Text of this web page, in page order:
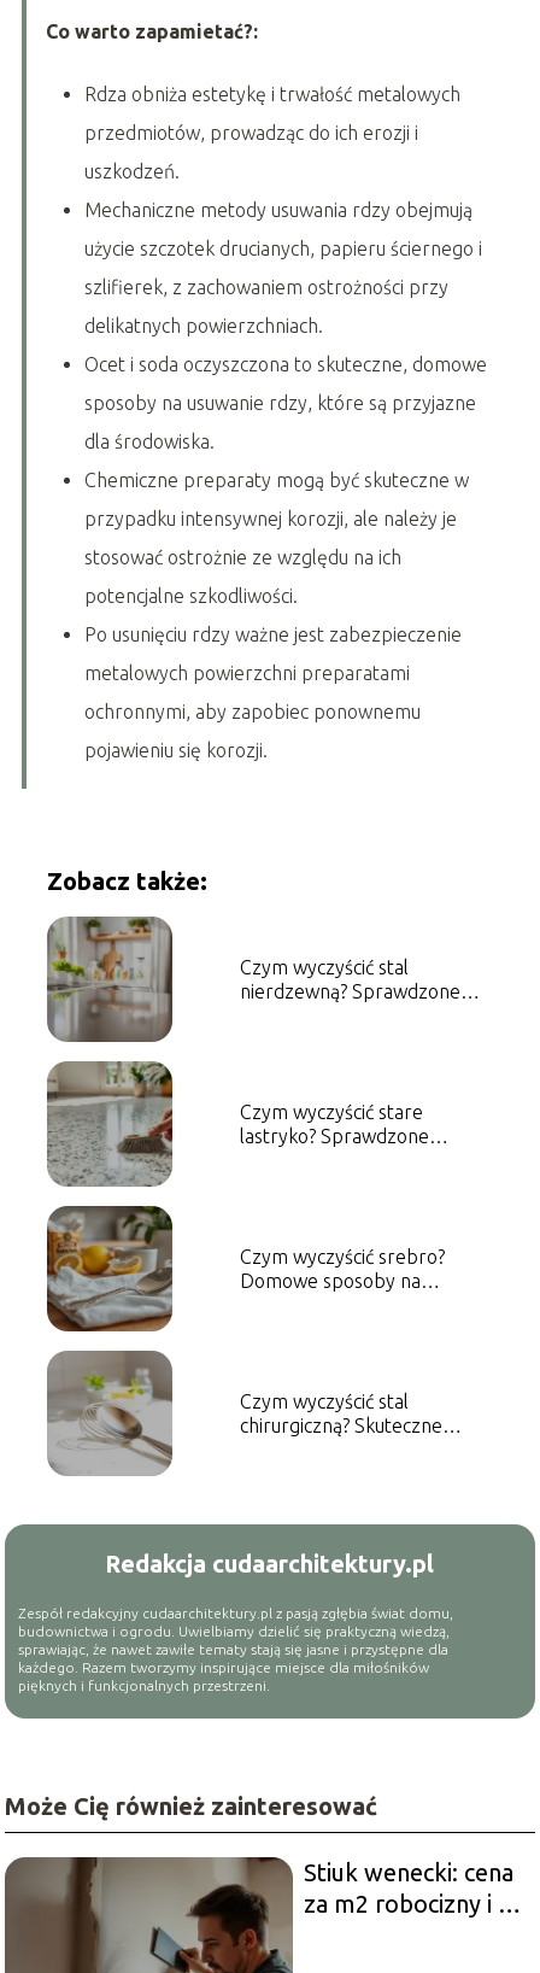
Co warto zapamietać?:
Rdza obniża estetykę i trwałość metalowych
przedmiotów, prowadząc do ich erozji i
uszkodzeń.
Mechaniczne metody usuwania rdzy obejmują
użycie szczotek drucianych, papieru ściernego i
szlifierek, z zachowaniem ostrożności przy
delikatnych powierzchniach.
Ocet i soda oczyszczona to skuteczne, domowe
sposoby na usuwanie rdzy, które są przyjazne
dla środowiska.
Chemiczne preparaty mogą być skuteczne w
przypadku intensywnej korozji, ale należy je
stosować ostrożnie ze względu na ich
potencjalne szkodliwości.
Po usunięciu rdzy ważne jest zabezpieczenie
metalowych powierzchni preparatami
ochronnymi, aby zapobiec ponownemu
pojawieniu się korozji.
Zobacz także:
Czym wyczyścić stal
nierdzewną? Sprawdzone
Czym wyczyścić stare
lastryko? Sprawdzone
Czym wyczyścić srebro?
Domowe sposoby na
Czym wyczyścić stal
chirurgiczną? Skuteczne
Redakcja cudaarchitektury.pl
Zespół redakcyjny cudaarchitektury.pl z pasją zgłębia świat domu,
budownictwa i ogrodu. Uwielbiamy dzielić się praktyczną wiedzą,
sprawiając, że nawet zawiłe tematy stają się jasne i przystępne dla
każdego. Razem tworzymy inspirujące miejsce dla miłośników
pięknych i funkcjonalnych przestrzeni.
Może Cię również zainteresować
Stiuk wenecki: cena
za m2 robocizny i co